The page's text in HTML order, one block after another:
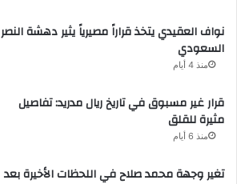
نواف العقيدي يتخذ قراراً مصيرياً يثير دهشة النصر
السعودي
منذ 4 أيام
قرار غير مسبوق في تاريخ ريال مدريد: تفاصيل
مثيرة للقلق
منذ 6 أيام
تغير وجهة محمد صلاح في اللحظات الأخيرة بعد